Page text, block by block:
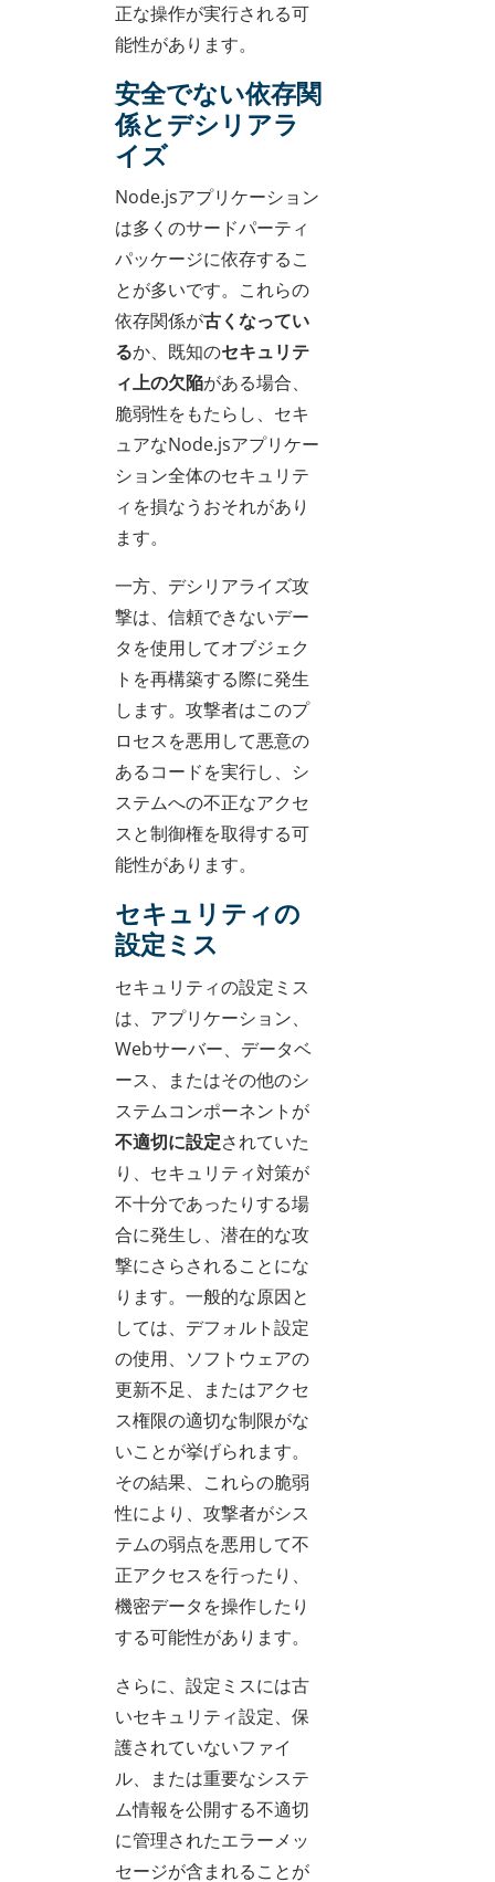
正な操作が実行される可
能性があります。
安全でない依存関
係とデシリアラ
イズ
Node.jsアプリケーション
は多くのサードパーティ
パッケージに依存するこ
とが多いです。これらの
依存関係が古くなってい
るか、既知のセキュリテ
ィ上の欠陥がある場合、
脆弱性をもたらし、セキ
ュアなNode.jsアプリケー
ション全体のセキュリテ
ィを損なうおそれがあり
ます。
一方、デシリアライズ攻
撃は、信頼できないデー
タを使用してオブジェク
トを再構築する際に発生
します。攻撃者はこのプ
ロセスを悪用して悪意の
あるコードを実行し、シ
ステムへの不正なアクセ
スと制御権を取得する可
能性があります。
セキュリティの
設定ミス
セキュリティの設定ミス
は、アプリケーション、
Webサーバー、データベ
ース、またはその他のシ
ステムコンポーネントが
不適切に設定されていた
り、セキュリティ対策が
不十分であったりする場
合に発生し、潜在的な攻
撃にさらされることにな
ります。一般的な原因と
しては、デフォルト設定
の使用、ソフトウェアの
更新不足、またはアクセ
ス権限の適切な制限がな
いことが挙げられます。
その結果、これらの脆弱
性により、攻撃者がシス
テムの弱点を悪用して不
正アクセスを行ったり、
機密データを操作したり
する可能性があります。
さらに、設定ミスには古
いセキュリティ設定、保
護されていないファイ
ル、または重要なシステ
ム情報を公開する不適切
に管理されたエラーメッ
セージが含まれることが